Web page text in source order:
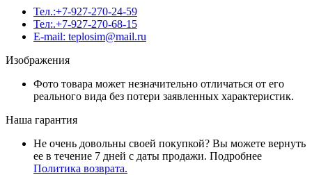
Тел.:+7-927-270-24-59
Тел:.+7-927-270-68-15
E-mail: teplosim@mail.ru
Изображения
Фото товара может незначительно отличаться от его
реального вида без потери заявленных характеристик.
Наша гарантия
Не очень довольны своей покупкой? Вы можете вернуть
ее в течение 7 дней с даты продажи. Подробнее
Политика возврата.